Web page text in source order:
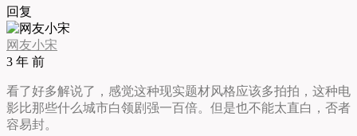
回复
网友小宋
3 年 前
看了好多解说了，感觉这种现实题材风格应该多拍拍，这种电
影比那些什么城市白领剧强一百倍。但是也不能太直白，否者
容易封。